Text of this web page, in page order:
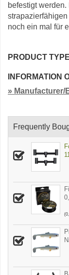
befestigt
noch ein mal für
PRODUCT TYPE
INFORMATION
» Manufacturer/
Frequently